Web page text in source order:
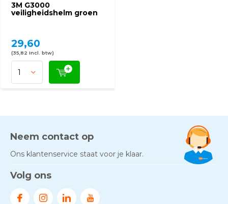
3M G3000
veiligheidshelm groen
29,60
(35,82 Incl. btw)
Neem contact op
Ons klantenservice staat voor je klaar.
Volg ons